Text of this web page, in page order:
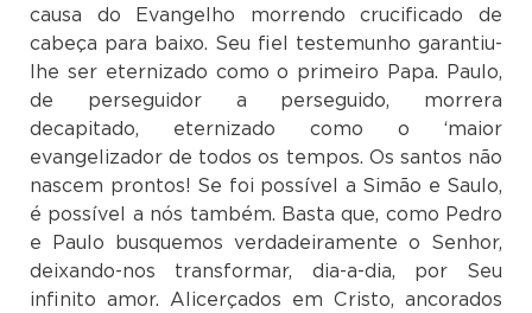
causa do Evangelho morrendo crucificado de
cabeça para baixo. Seu fiel testemunho garantiu-
lhe ser eternizado como o primeiro Papa. Paulo,
de perseguidor a perseguido, morrera
decapitado, eternizado como o ‘maior
evangelizador de todos os tempos. Os santos não
nascem prontos! Se foi possível a Simão e Saulo,
é possível a nós também. Basta que, como Pedro
e Paulo busquemos verdadeiramente o Senhor,
deixando-nos transformar, dia-a-dia, por Seu
infinito amor. Alicerçados em Cristo, ancorados